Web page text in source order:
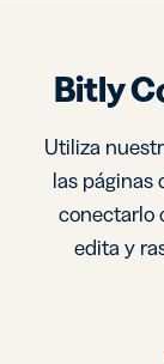
Bitly
Utiliza
las páginas
conectarlo
edita y